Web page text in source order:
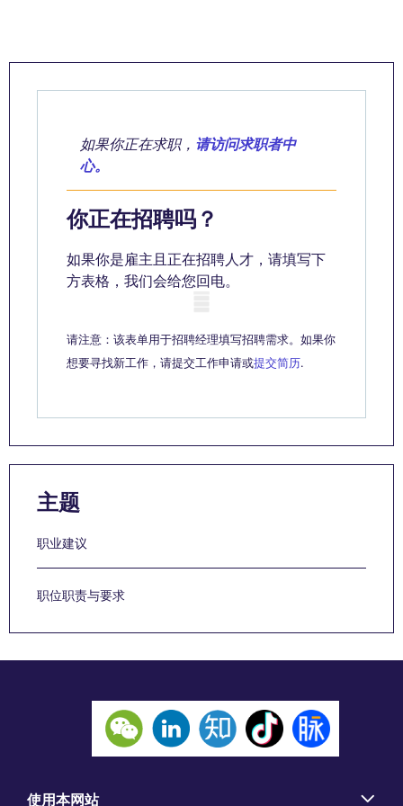
如果你正在求职， 请访问求职者中
心。
你正在招聘吗？
如果你是雇主且正在招聘人才，请填写下
方表格，我们会给您回电。
请注意：该表单用于招聘经理填写招聘需求。如果你
想要寻找新工作，请提交工作申请或提交简历.
主题
职业建议
职位职责与要求
使用本网站